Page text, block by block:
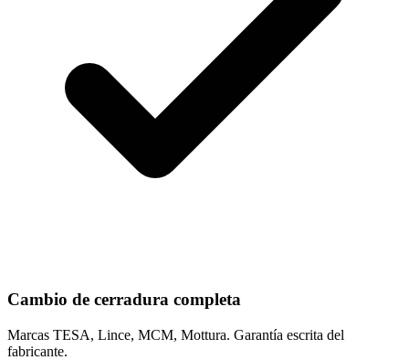
Cambio de cerradura completa
Marcas TESA, Lince, MCM, Mottura. Garantía escrita del
fabricante.